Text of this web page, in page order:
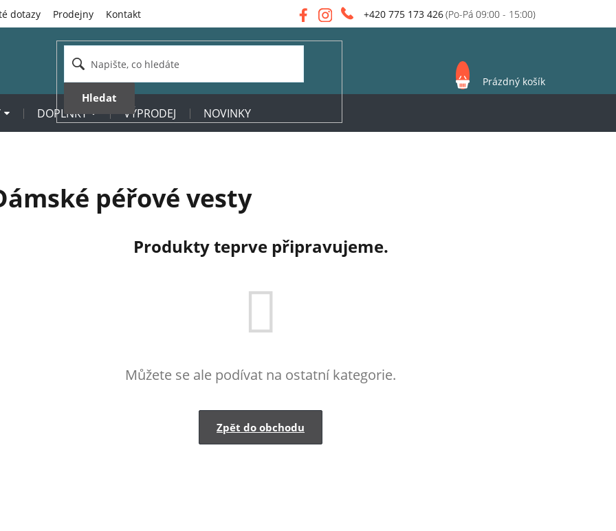
+420 775 173 426
dotazy Prodejny Kontakt
Hledat
NÁKUPNÍ
KOŠÍK
Prázdný košík
DOPLŇKY VÝPRODEJ NOVINKY
péřové vesty
Produkty teprve připravujeme.
Můžete se ale podívat na ostatní kategorie.
Zpět do obchodu